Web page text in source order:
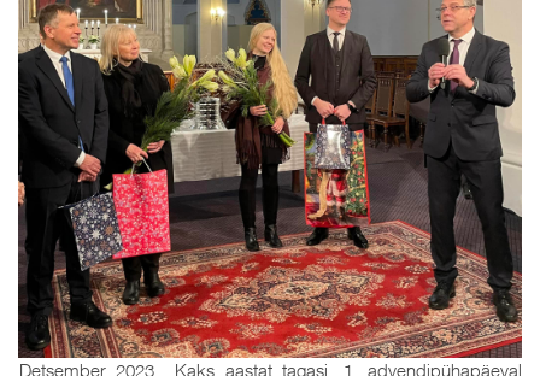
Detsember 2023 Kaks aastat tagasi, 1. advendipühapäeval